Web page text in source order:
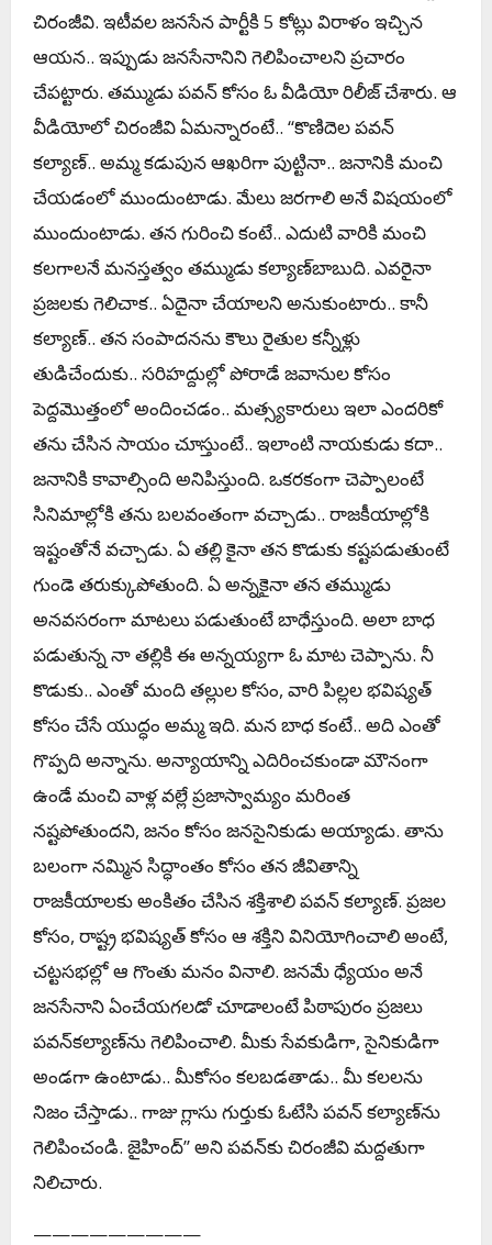
చిరంజీవి. ఇటీవ‌ల జ‌న‌సేన పార్టీకి 5 కోట్లు విరాళం ఇచ్చిన
ఆయ‌న‌.. ఇప్పుడు జ‌న‌సేనానిని గెలిపించాల‌ని ప్ర‌చారం
చేప‌ట్టారు. త‌మ్ముడు ప‌వ‌న్ కోసం ఓ వీడియో రిలీజ్ చేశారు. ఆ
వీడియోలో చిరంజీవి ఏమ‌న్నారంటే.. ‘‘కొణిదెల ప‌వ‌న్
క‌ల్యాణ్‌.. అమ్మ క‌డుపున ఆఖ‌రిగా పుట్టినా.. జ‌నానికి మంచి
చేయ‌డంలో ముందుంటాడు. మేలు జ‌ర‌గాలి అనే విష‌యంలో
ముందుంటాడు. త‌న గురించి కంటే.. ఎదుటి వారికి మంచి
క‌ల‌గాల‌నే మ‌న‌స్త‌త్వం త‌మ్ముడు క‌ల్యాణ్‌బాబుది. ఎవ‌రైనా
ప్ర‌జ‌లకు గెలిచాక.. ఏదైనా చేయాల‌ని అనుకుంటారు.. కానీ
క‌ల్యాణ్‌.. త‌న సంపాద‌న‌ను కౌలు రైతుల క‌న్నీళ్లు
తుడిచేందుకు.. స‌రిహ‌ద్దుల్లో పోరాడే జ‌వానుల కోసం
పెద్ద‌మొత్తంలో అందించ‌డం.. మ‌త్స్య‌కారులు ఇలా ఎంద‌రికో
త‌ను చేసిన సాయం చూస్తుంటే.. ఇలాంటి నాయ‌కుడు క‌దా..
జ‌నానికి కావాల్సింది అనిపిస్తుంది. ఒక‌ర‌కంగా చెప్పాలంటే
సినిమాల్లోకి త‌ను బ‌ల‌వంతంగా వ‌చ్చాడు.. రాజ‌కీయాల్లోకి
ఇష్టంతోనే వ‌చ్చాడు. ఏ త‌ల్లి కైనా త‌న కొడుకు క‌ష్ట‌ప‌డుతుంటే
గుండె త‌రుక్కుపోతుంది. ఏ అన్న‌కైనా త‌న త‌మ్ముడు
అన‌వ‌స‌రంగా మాట‌లు ప‌డుతుంటే బాధేస్తుంది. అలా బాధ
ప‌డుతున్న నా త‌ల్లికి ఈ అన్న‌య్య‌గా ఓ మాట చెప్పాను. నీ
కొడుకు.. ఎంతో మంది త‌ల్లుల కోసం, వారి పిల్ల‌ల భ‌విష్య‌త్
కోసం చేసే యుద్ధం అమ్మ ఇది. మ‌న బాధ‌ కంటే.. అది ఎంతో
గొప్ప‌ది అన్నాను. అన్యాయాన్ని ఎదిరించ‌కుండా మౌనంగా
ఉండే మంచి వాళ్ల వ‌ల్లే ప్ర‌జాస్వామ్యం మ‌రింత
న‌ష్ట‌పోతుంద‌ని, జ‌నం కోసం జ‌న‌సైనికుడు అయ్యాడు. తాను
బ‌లంగా న‌మ్మిన సిద్ధాంతం కోసం త‌న జీవితాన్ని
రాజ‌కీయాల‌కు అంకితం చేసిన శ‌క్తిశాలి ప‌వ‌న్ క‌ల్యాణ్‌. ప్ర‌జ‌ల
కోసం, రాష్ట్ర భ‌విష్య‌త్ కోసం ఆ శ‌క్తిని వినియోగించాలి అంటే,
చ‌ట్ట‌స‌భ‌ల్లో ఆ గొంతు మ‌నం వినాలి. జ‌న‌మే ధ్యేయం అనే
జ‌న‌సేనాని ఏంచేయ‌గ‌ల‌డో చూడాలంటే పిఠాపురం ప్ర‌జ‌లు
ప‌వ‌న్‌క‌ల్యాణ్‌ను గెలిపించాలి. మీకు సేవ‌కుడిగా, సైనికుడిగా
అండ‌గా ఉంటాడు.. మీకోసం క‌ల‌బ‌డ‌తాడు.. మీ క‌ల‌ల‌ను
నిజం చేస్తాడు.. గాజు గ్లాసు గుర్తుకు ఓటేసి ప‌వ‌న్ క‌ల్యాణ్‌ను
గెలిపించండి. జైహింద్‌’’ అని ప‌వ‌న్‌కు చిరంజీవి మ‌ద్ద‌తుగా
నిలిచారు.
—————————